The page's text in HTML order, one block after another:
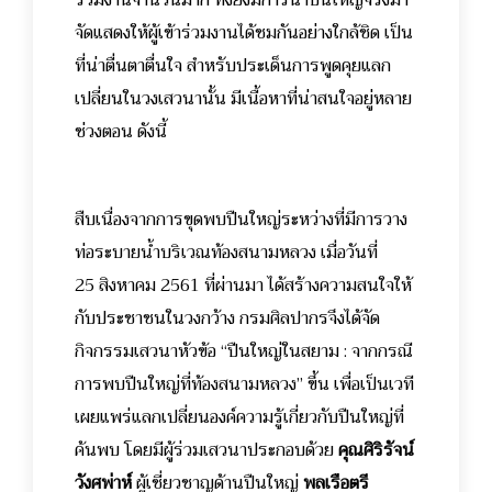
จัดแสดงให้ผู้เข้าร่วมงานได้ชมกันอย่างใกล้ชิด เป็น
ที่น่าตื่นตาตื่นใจ สำหรับประเด็นการพูดคุยแลก
เปลี่ยนในวงเสวนานั้น มีเนื้อหาที่น่าสนใจอยู่หลาย
ช่วงตอน ดังนี้
สืบเนื่องจากการขุดพบปืนใหญ่ระหว่างที่มีการวาง
ท่อระบายน้ำบริเวณท้องสนามหลวง เมื่อวันที่
25 สิงหาคม 2561 ที่ผ่านมา ได้สร้างความสนใจให้
กับประชาชนในวงกว้าง กรมศิลปากรจึงได้จัด
กิจกรรมเสวนาหัวข้อ “ปืนใหญ่ในสยาม : จากกรณี
การพบปืนใหญ่ที่ท้องสนามหลวง” ขึ้น เพื่อเป็นเวที
เผยแพร่แลกเปลี่ยนองค์ความรู้เกี่ยวกับปืนใหญ่ที่
ค้นพบ โดยมีผู้ร่วมเสวนาประกอบด้วยคุณศิริรัจน์
วังศพ่าห์ผู้เชี่ยวชาญด้านปืนใหญ่พลเรือตรี